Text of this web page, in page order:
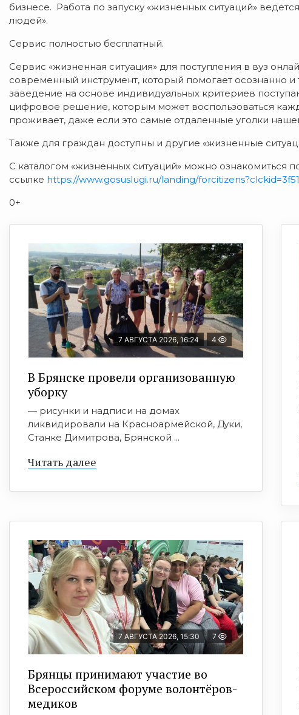
бизнесе. Работа по запуску «жизненных ситуаций»
людей».
Сервис полностью бесплатный.
Сервис «жизненная ситуация» для поступления в вуз
современный инструмент, который помогает осознанно
заведение на основе индивидуальных критериев
цифровое решение, которым может воспользоваться
проживает, даже если это самые отдаленные уголки
Также для граждан доступны и другие «жизненные
С каталогом «жизненных ситуаций» можно ознакомиться
ссылке https://www.gosuslugi.ru/landing/
0+
7 АВГУСТА 2026, 16:24 4
В Брянске провели организованную
уборку
— рисунки и надписи на домах
ликвидировали на Красноармейской, Дуки,
Станке Димитрова, Брянской ...
Читать далее
7 АВГУСТА 2026, 15:30 7
Брянцы принимают участие во
Всероссийском форуме волонтёров-
медиков